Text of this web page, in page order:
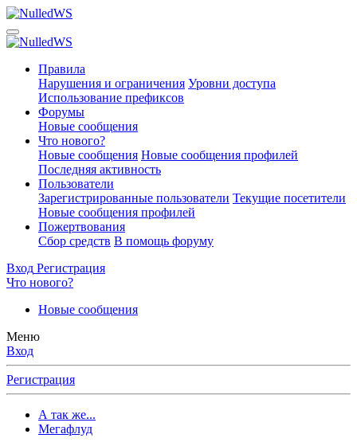
Правила
Нарушения и ограничения Уровни доступа
Использование префиксов
Форумы
Новые сообщения
Что нового?
Новые сообщения Новые сообщения профилей
Последняя активность
Пользователи
Зарегистрированные пользователи Текущие посетители
Новые сообщения профилей
Пожертвования
Сбор средств В помощь форуму
Вход Регистрация
Что нового?
Новые сообщения
Меню
Вход
Регистрация
А так же...
Мегафлуд